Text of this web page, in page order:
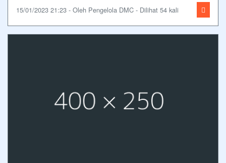
15/01/2023 21:23 - Oleh Pengelola DMC - Dilihat 54 kali